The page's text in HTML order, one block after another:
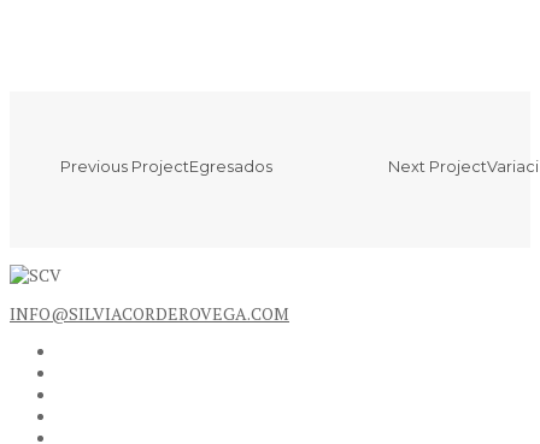
Previous ProjectEgresados Next Project
INFO@SILVIACORDEROVEGA.COM